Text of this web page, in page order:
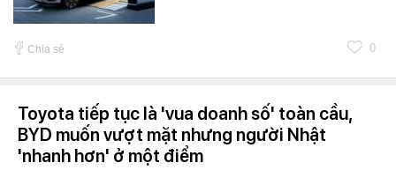
Chia sẻ 0
Toyota tiếp tục là 'vua doanh số' toàn cầu,
BYD muốn vượt mặt nhưng người Nhật
'nhanh hơn' ở một điểm